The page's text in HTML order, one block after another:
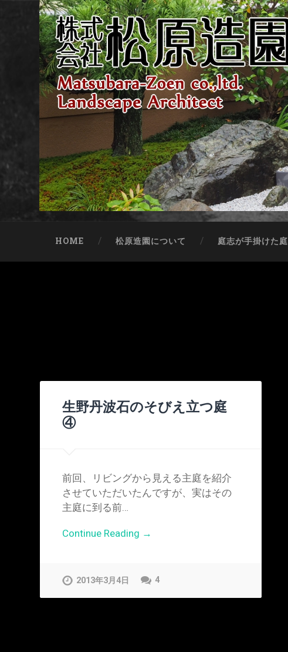
HOME 松原造園について 庭志が手掛けた庭
生野丹波石のそびえ立つ庭
④
前回、リビングから見える主庭を紹介
させていただいたんですが、実はその
主庭に到る前…
Continue Reading →
2013年3月4日 4